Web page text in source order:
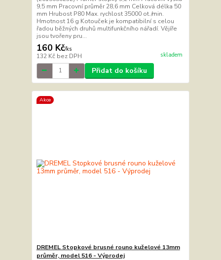
9,5 mm Pracovní průměr 28,6 mm Celková délka 50
mm Hrubost P80 Max. rychlost 35000 ot./min.
Hmotnost 16 g Kotouček je kompatibilní s celou
řadou běžných druhů multifunkčního nářadí. Vějíře
jsou tvořeny pru...
160 Kč/ks
132 Kč bez DPH skladem
Přidat do košíku
Akce
DREMEL Stopkové brusné rouno kuželové 13mm
průměr, model 516 - Výprodej